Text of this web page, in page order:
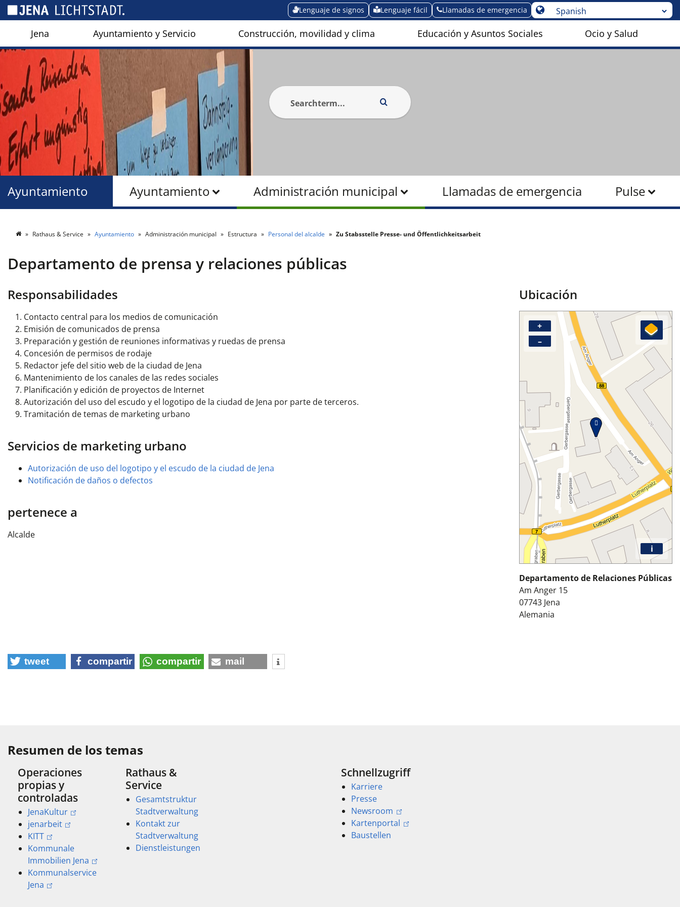
Lenguaje de signos Lenguaje fácil Llamadas de emergencia
Jena Ayuntamiento y Servicio Construcción, movilidad y clima Educación y Asuntos Sociales Ocio y Salud
Ayuntamiento Administración municipal Llamadas de emergencia Pulse
Ayuntamiento
Rathaus & Service Ayuntamiento Administración municipal Estructura Personal del alcalde Zu Stabsstelle Presse- und Öffentlichkeitsarbeit
Departamento de prensa y relaciones públicas
Responsabilidades
Contacto central para los medios de comunicación
Emisión de comunicados de prensa
Preparación y gestión de reuniones informativas y ruedas de prensa
Concesión de permisos de rodaje
Redactor jefe del sitio web de la ciudad de Jena
Mantenimiento de los canales de las redes sociales
Planificación y edición de proyectos de Internet
Autorización del uso del escudo y el logotipo de la ciudad de Jena por parte de terceros.
Tramitación de temas de marketing urbano
Servicios de marketing urbano
Autorización de uso del logotipo y el escudo de la ciudad de Jena
Notificación de daños o defectos
pertenece a
Alcalde
Ubicación
+
–
i
Departamento de Relaciones Públicas
Am Anger 15
07743 Jena
Alemania
tweet compartir compartir mail
Resumen de los temas
Operaciones
propias y
controladas
JenaKultur
jenarbeit
KITT
Kommunale
Immobilien Jena
Kommunalservice
Jena
Rathaus &
Service
Gesamtstruktur
Stadtverwaltung
Kontakt zur
Stadtverwaltung
Dienstleistungen
Schnellzugriff
Karriere
Presse
Newsroom
Kartenportal
Baustellen
Panel de gestión de cookies